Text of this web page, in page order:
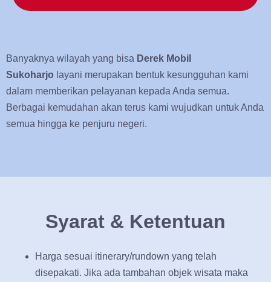
Banyaknya wilayah yang bisa Derek Mobil
Sukoharjo layani merupakan bentuk kesungguhan kami
dalam memberikan pelayanan kepada Anda semua.
Berbagai kemudahan akan terus kami wujudkan untuk Anda
semua hingga ke penjuru negeri.
Syarat & Ketentuan
Harga sesuai itinerary/rundown yang telah
disepakati. Jika ada tambahan objek wisata maka